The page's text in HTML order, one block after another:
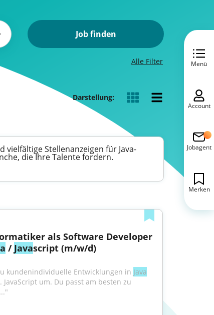
Job finden
Alle Filter
Darstellung:
Stellenanzeigen für Java-
die Ihre Talente fordern.
Informatiker als Software Developer
/ Javascript (m/w/d)
kundenindividuelle Entwicklungen in Java
JavaScript um. Du passt am besten zu
Menü
Account
Jobagent
Merken